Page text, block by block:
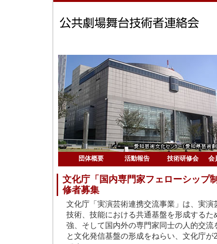
団体概要 活動報告 技術研修会 会
文化庁「国内専門家フェローシップ
修者募集
文化庁「実演芸術連携交流事業」は、実
技術、技能における共通基盤を形成する
強、そして国内外の専門家同士の人的交
と文化発信基盤の形成をねらい、文化庁